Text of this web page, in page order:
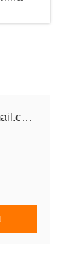
shanghaijiaming09@gmail.com